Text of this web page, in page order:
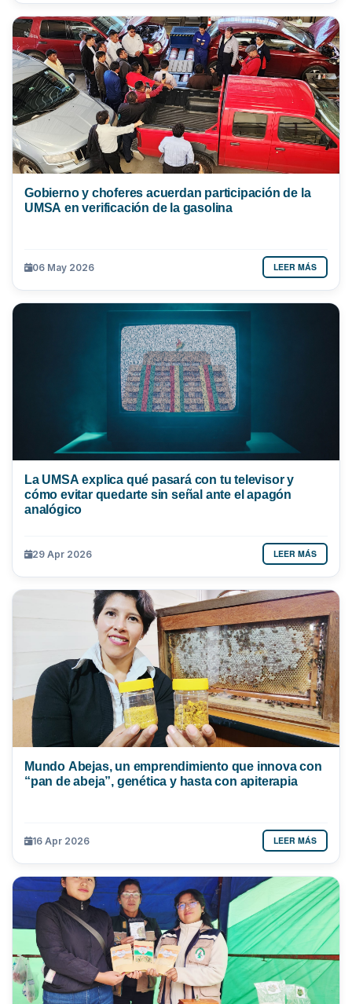
Gobierno y choferes acuerdan participación de la
UMSA en verificación de la gasolina
06 May 2026 LEER MÁS
La UMSA explica qué pasará con tu televisor y
cómo evitar quedarte sin señal ante el apagón
analógico
29 Apr 2026 LEER MÁS
Mundo Abejas, un emprendimiento que innova con
“pan de abeja”, genética y hasta con apiterapia
16 Apr 2026 LEER MÁS